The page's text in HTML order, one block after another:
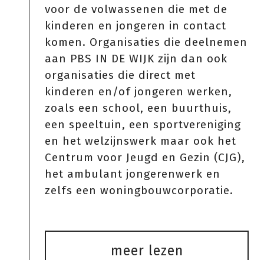
voor de volwassenen die met de
kinderen en jongeren in contact
komen. Organisaties die deelnemen
aan PBS IN DE WIJK zijn dan ook
organisaties die direct met
kinderen en/of jongeren werken,
zoals een school, een buurthuis,
een speeltuin, een sportvereniging
en het welzijnswerk maar ook het
Centrum voor Jeugd en Gezin (CJG),
het ambulant jongerenwerk en
zelfs een woningbouwcorporatie.
meer lezen